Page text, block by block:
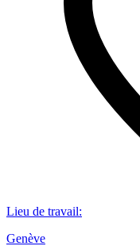
Lieu de travail:
Genève